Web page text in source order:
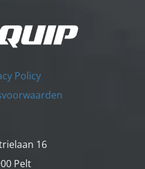
Policy
16
Pelt